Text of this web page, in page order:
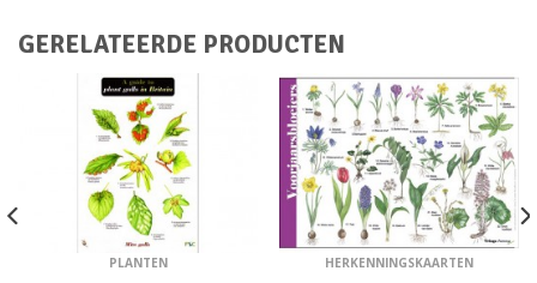
GERELATEERDE PRODUCTEN
PLANTEN HERKENNINGSKAARTEN